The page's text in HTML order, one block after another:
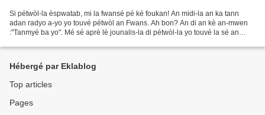
Si pétwòl-la èspwatab, mi la fwansé pé ké foukan! An midi-la an ka tann
adan radyo a-yo yo touvé pétwòl an Fwans. Ah bon? An di an kè an-mwen
:"Tanmyé ba yo". Mé sé aprè lè jounalis-la di pétwòl-la yo touvé la sé an
Hébergé par Eklablog
Top articles
Pages